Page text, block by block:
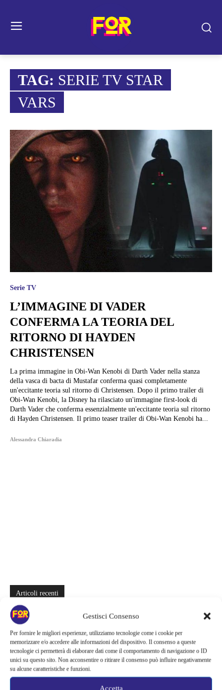
Gestisci Consenso
Per fornire le migliori esperienze, utilizziamo tecnologie come i cookie per
memorizzare e/o accedere alle informazioni del dispositivo. Il consenso a queste
tecnologie ci permetterà di elaborare dati come il comportamento di navigazione o ID
unici su questo sito. Non acconsentire o ritirare il consenso può influire negativamente
su alcune caratteristiche e funzioni.
Accetta
TAG: SERIE TV STAR
VARS
Serie TV
L’IMMAGINE DI VADER
CONFERMA LA TEORIA DEL
RITORNO DI HAYDEN
CHRISTENSEN
La prima immagine in Obi-Wan Kenobi di Darth Vader nella stanza
della vasca di bacta di Mustafar conferma quasi completamente
un'eccitante teoria sul ritorno di Christensen. Dopo il primo trailer di
Obi-Wan Kenobi, la Disney ha rilasciato un'immagine first-look di
Darth Vader che conferma essenzialmente un'eccitante teoria sul ritorno
di Hayden Christensen. Il primo teaser trailer di Obi-Wan Kenobi ha...
Alessandra Chiaradia
Articoli recenti
Netflix saluta 16 titoli ad agosto 2026 | 3 serie e 13 film lasciano il
catalogo: le date da segnare per l’ultimo rewatch
Netflix indaga sul lato oscuro del pollo fritto | Mo Gilligan affronta
84 pasti in 28 giorni: da guardare subito
italia: quando saranno disponibili gli episodi